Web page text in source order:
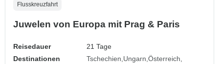
Flusskreuzfahrt
Juwelen von Europa mit Prag & Paris
Reisedauer
21 Tage
Destinationen
Tschechien Ungarn Österreich